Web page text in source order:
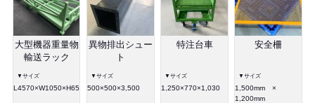
大型機器重量物
輸送ラック
▼サイズ
L4570×W1050×H650
異物排出シュー
ト
▼サイズ
500×500×3,500
特注台車
▼サイズ
1,250×770×1,030
安全柵
▼サイズ
1,500mm ×
1,200mm